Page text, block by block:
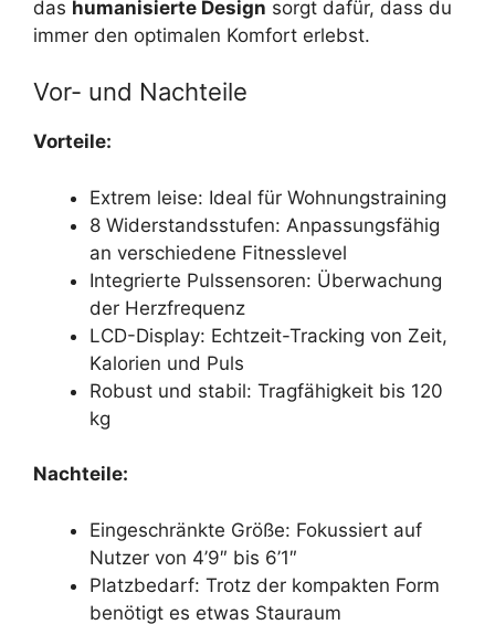
das humanisierte Design sorgt dafür, dass du
immer den optimalen Komfort erlebst.
Vor- und Nachteile
Vorteile:
Extrem leise: Ideal für Wohnungstraining
8 Widerstandsstufen: Anpassungsfähig
an verschiedene Fitnesslevel
Integrierte Pulssensoren: Überwachung
der Herzfrequenz
LCD-Display: Echtzeit-Tracking von Zeit,
Kalorien und Puls
Robust und stabil: Tragfähigkeit bis 120
kg
Nachteile:
Eingeschränkte Größe: Fokussiert auf
Nutzer von 4’9″ bis 6’1″
Platzbedarf: Trotz der kompakten Form
benötigt es etwas Stauraum